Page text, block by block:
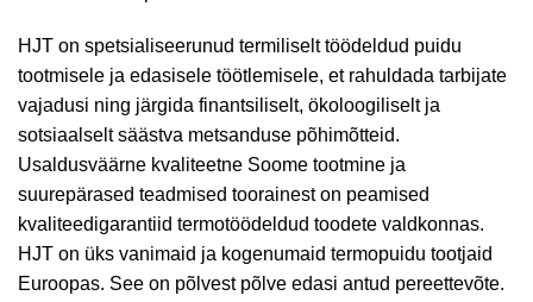
HJT on spetsialiseerunud termiliselt töödeldud puidu
tootmisele ja edasisele töötlemisele, et rahuldada tarbijate
vajadusi ning järgida finantsiliselt, ökoloogiliselt ja
sotsiaalselt säästva metsanduse põhimõtteid.
Usaldusväärne kvaliteetne Soome tootmine ja
suurepärased teadmised toorainest on peamised
kvaliteedigarantiid termotöödeldud toodete valdkonnas.
HJT on üks vanimaid ja kogenumaid termopuidu tootjaid
Euroopas. See on põlvest põlve edasi antud pereettevõte.